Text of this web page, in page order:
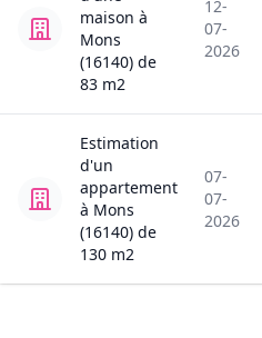
maison à
Mons
(16140) de
83 m2
12-
07-
2026
Estimation
d'un
appartement
à Mons
(16140) de
130 m2
07-
07-
2026